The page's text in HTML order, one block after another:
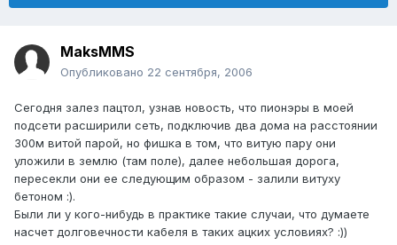
MaksMMS
Опубликовано 22 сентября, 2006
Сегодня залез пацтол, узнав новость, что пионэры в моей
подсети расширили сеть, подключив два дома на расстоянии
300м витой парой, но фишка в том, что витую пару они
уложили в землю (там поле), далее небольшая дорога,
пересекли они ее следующим образом - залили витуху
бетоном :).
Были ли у кого-нибудь в практике такие случаи, что думаете
насчет долговечности кабеля в таких ацких условиях? :))